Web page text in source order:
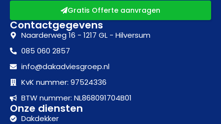
Gratis Offerte aanvragen
Contactgegevens
Naarderweg 16 - 1217 GL - Hilversum
085 060 2857
info@dakadviesgroep.nl
KvK nummer: 97524336
BTW nummer: NL868091704B01
Onze diensten
Dakdekker